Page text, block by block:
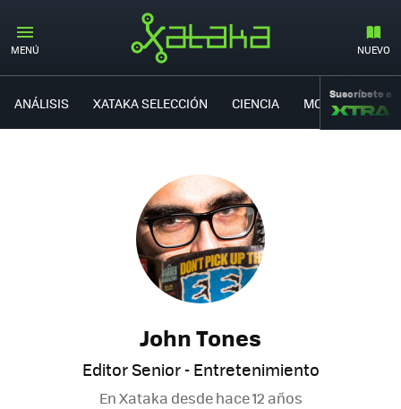
MENÚ NUEVO
ANÁLISIS XATAKA SELECCIÓN CIENCIA MOVILIDAD
Suscríbete a
John Tones
Editor Senior - Entretenimiento
En Xataka desdehace 12 años